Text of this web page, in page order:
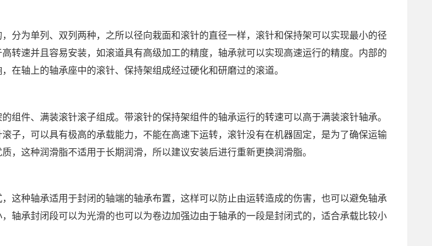
分为单列、双列两种，之所以径向栽面和滚针的直径一样，滚针和保持架可以实现最小的径
转速并且容易安装，如滚道具有高级加工的精度，轴承就可以实现高速运行的精度。内部的
在轴上的轴承座中的滚针、保持架组成经过硬化和研磨过的滚道。
组件、满装滚针滚子组成。带滚针的保持架组件的轴承运行的转速可以高于满装滚针轴承。
子，可以具有极高的承载能力，不能在高速下运转，滚针没有在机器固定，是为了确保运输
，这种润滑脂不适用于长期润滑，所以建议安装后进行重新更换润滑脂。
这种轴承适用于封闭的轴端的轴承布置，这样可以防止由运转造成的伤害，也可以避免轴承
轴承封闭段可以为光滑的也可以为卷边加强边由于轴承的一段是封闭式的，适合承载比较小